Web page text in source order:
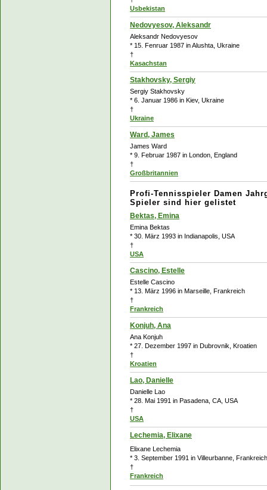
Usbekistan
Nedovyesov, Aleksandr
Aleksandr Nedovyesov
* 15. Fenruar 1987 in Alushta, Ukraine
†
Kasachstan
Stakhovsky, Sergiy
Sergiy Stakhovsky
* 6. Januar 1986 in Kiev, Ukraine
†
Ukraine
Ward, James
James Ward
* 9. Februar 1987 in London, England
†
Großbritannien
Profi-Tennisspieler Damen
Spieler sind hier gelistet
Bektas, Emina
Emina Bektas
* 30. März 1993 in Indianapolis, USA
†
USA
Cascino, Estelle
Estelle Cascino
* 13. März 1996 in Marseille, Frankreich
†
Frankreich
Konjuh, Ana
Ana Konjuh
* 27. Dezember 1997 in Dubrovnik, Kroatien
†
Kroatien
Lao, Danielle
Danielle Lao
* 28. Mai 1991 in Pasadena, CA, USA
†
USA
Lechemia, Elixane
Elixane Lechemia
* 3. September 1991 in Villeurbanne, Frankreich
†
Frankreich